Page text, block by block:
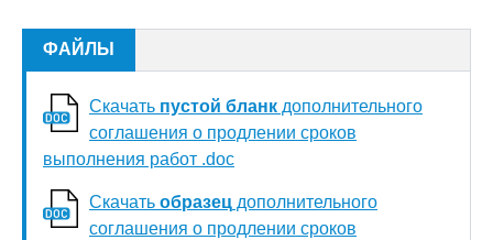
ФАЙЛЫ
Скачать пустой бланк дополнительного
соглашения о продлении сроков
выполнения работ .doc
Скачать образец дополнительного
соглашения о продлении сроков